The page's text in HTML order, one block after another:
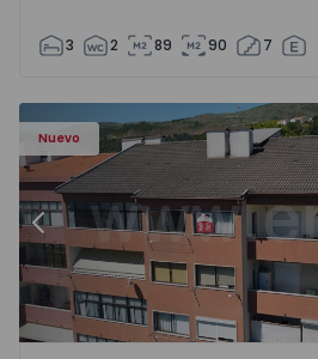
3 2 89 90 7
Nuevo
- 18
Apartamento T2 Covilhã,
Anterior